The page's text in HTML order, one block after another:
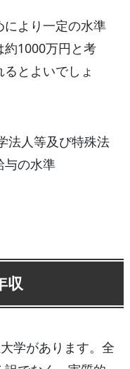
より一定の水準
約1000万円と考
とよいでしょ
法人等及び特殊法
与の水準
収
学があります。全